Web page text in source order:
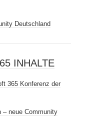
Deutschland
INHALTE
365 Konferenz der
– neue Community